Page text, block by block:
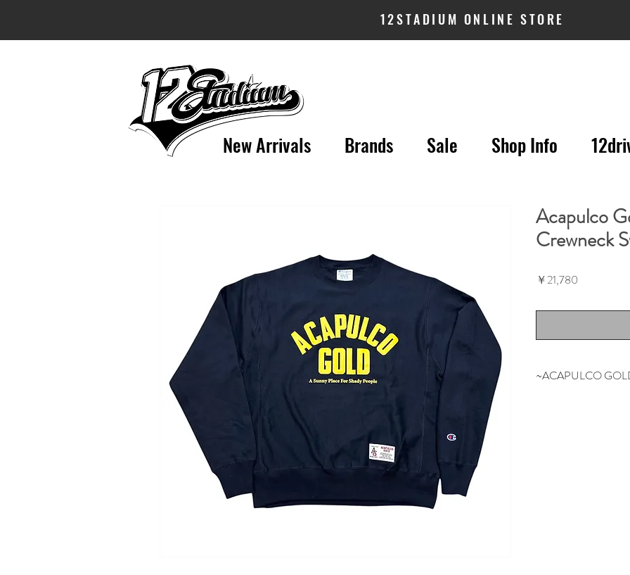
12STADIUM ONLINE STORE
New Arrivals Brands Sale Shop Info
Acapulco
Crewneck
￥21,780
~ACAPULCO